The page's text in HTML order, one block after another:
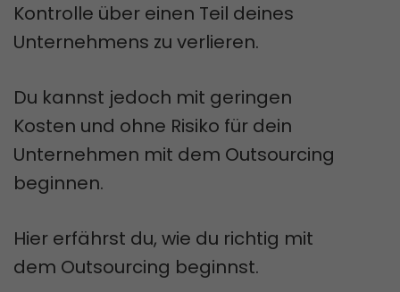
Kontrolle über einen Teil deines
Unternehmens zu verlieren.
Du kannst jedoch mit geringen
Kosten und ohne Risiko für dein
Unternehmen mit dem Outsourcing
beginnen.
Hier erfährst du, wie du richtig mit
dem Outsourcing beginnst.